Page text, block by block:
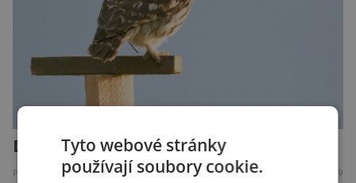
Další rána pro mizejícího sýčka
PŘÍRODA 7.8.2019
Tyto webové stránky
používají soubory cookie.